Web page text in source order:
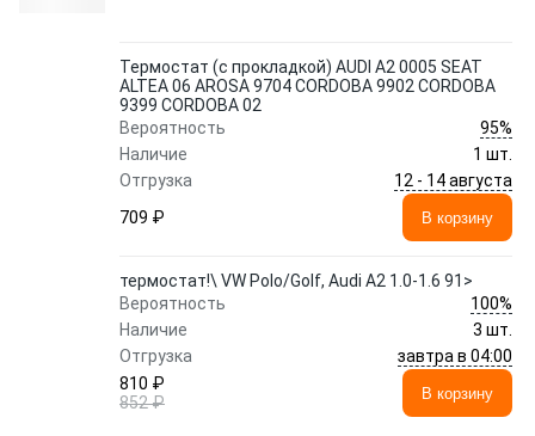
Термостат (с прокладкой) AUDI A2 0005 SEAT
ALTEA 06 AROSA 9704 CORDOBA 9902 CORDOBA
9399 CORDOBA 02
Вероятность
95%
Наличие
1 шт.
Отгрузка
12 - 14 августа
709 ₽
В корзину
термостат!\ VW Polo/Golf, Audi A2 1.0-1.6 91>
Вероятность
100%
Наличие
3 шт.
Отгрузка
завтра в 04:00
810 ₽
852 ₽
В корзину